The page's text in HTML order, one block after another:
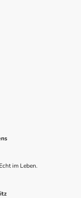
im Leben.